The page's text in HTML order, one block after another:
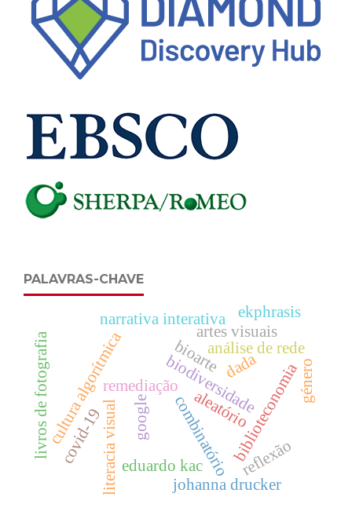
PALAVRAS-CHAVE
biodiversidade
bioarte
combinatório
remediação
google
cultura algorítmica
livros de fotografia literacia visual biblioteconomia
johanna drucker
eduardo kac
aleatório
análise de rede
narrativa interativa
reflexão
género
dada
covid-19
artes visuais
ekphrasis